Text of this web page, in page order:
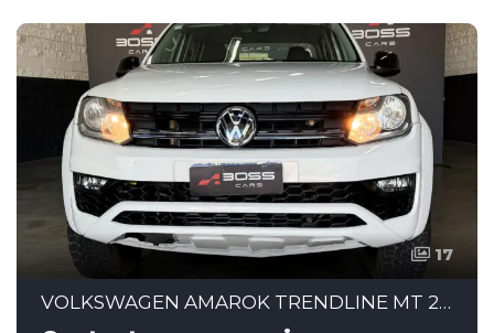
17
VOLKSWAGEN AMAROK TRENDLINE MT 2.0 - 2017